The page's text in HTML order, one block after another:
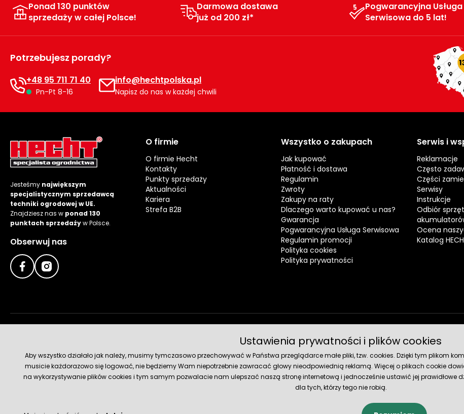
Ponad 130 punktów
sprzedaży w całej Polsce!
Darmowa dostawa
już od 200 zł*
Pogwarancyjna Usługa
Serwisowa do 5 lat!
Potrzebujesz porady?
+48 95 711 71 40
Pn-Pt 8-16
info@hechtpolska.pl
Napisz do nas w każdej chwili
Jesteśmy największym
specjalistycznym sprzedawcą
techniki ogrodowej w UE.
Znajdziesz nas w ponad 130
punktach sprzedażyw Polsce.
Obserwuj nas
O firmie
O firmie Hecht
Kontakty
Punkty sprzedaży
Aktualności
Kariera
Strefa B2B
Wszystko o zakupach
Jak kupować
Płatność i dostawa
Regulamin
Zwroty
Zakupy na raty
Dlaczego warto kupować u nas?
Gwarancja
Pogwarancyjna Usługa Serwisowa
Regulamin promocji
Polityka cookies
Polityka prywatności
Serwis i
Reklamacje
Często
Części
Serwisy
Instrukcje
Odbiór
Ocena
Katalog
Metody
Ustawienia prywatności i plików cookies
Aby wszystko działało jak należy, musimy tymczasowo przechowywać w Państwa przeglądarce małe pliki, tzw. cookies. Dzięki tym plikom
musicie każdorazowo się logować, nie będziemy Wam niepotrzebnie zawracać głowy nieodpowiednią reklamą. Więcej o plikach cookie
na wykorzystywanie plików cookies i tym samym pozwalacie nam ulepszać naszą stronę internetową i jednocześnie ustawić jej prawidłowe
dla tych, którzy tego nie robią.